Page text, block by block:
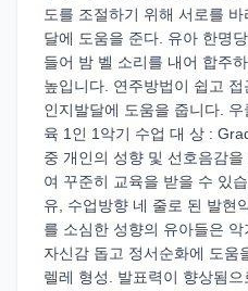
도를 조절하기 위해 서로를
달에 도움을 준다. 유아 한명
들어 밤 벨 소리를 내어 합주
높입니다. 연주방법이 쉽고
인지발달에 도움을 줍니다.
육 1인 1악기 수업 대 상 :
중 개인의 성향 및 선호음감
여 꾸준히 교육을 받을 수 있
유, 수업방향 네 줄로 된 발현
를 소심한 성향의 유아들은
자신감 돕고 정서순화에 도움
렐레 형성. 발표력이 향상됨